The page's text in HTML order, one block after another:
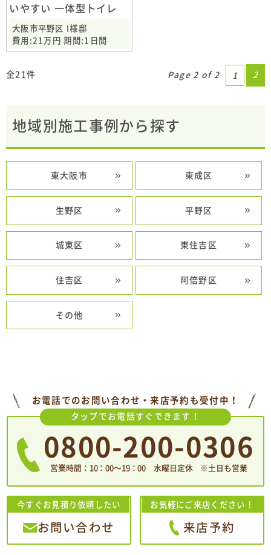
いやすい 一体型トイレ
大阪市平野区 I様邸
費用:21万円 期間:1日間
全21件 Page 2 of 2 1 2
地域別施工事例から探す
東大阪市 東成区
生野区 平野区
城東区 東住吉区
住吉区 阿倍野区
その他
お電話でのお問い合わせ・来店予約も受付中！
タップでお電話すぐできます！
0800-200-0306
営業時間：10：00〜19：00 水曜日定休 ※土日も営業
今すぐお見積り依頼したい
お問い合わせ
お気軽にご来店ください！
来店予約